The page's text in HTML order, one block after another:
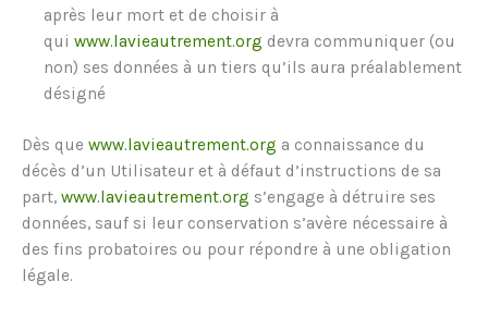
après leur mort et de choisir à
qui www.lavieautrement.org devra communiquer (ou
non) ses données à un tiers qu’ils aura préalablement
désigné
Dès que www.lavieautrement.org a connaissance du
décès d’un Utilisateur et à défaut d’instructions de sa
part, www.lavieautrement.org s’engage à détruire ses
données, sauf si leur conservation s’avère nécessaire à
des fins probatoires ou pour répondre à une obligation
légale.